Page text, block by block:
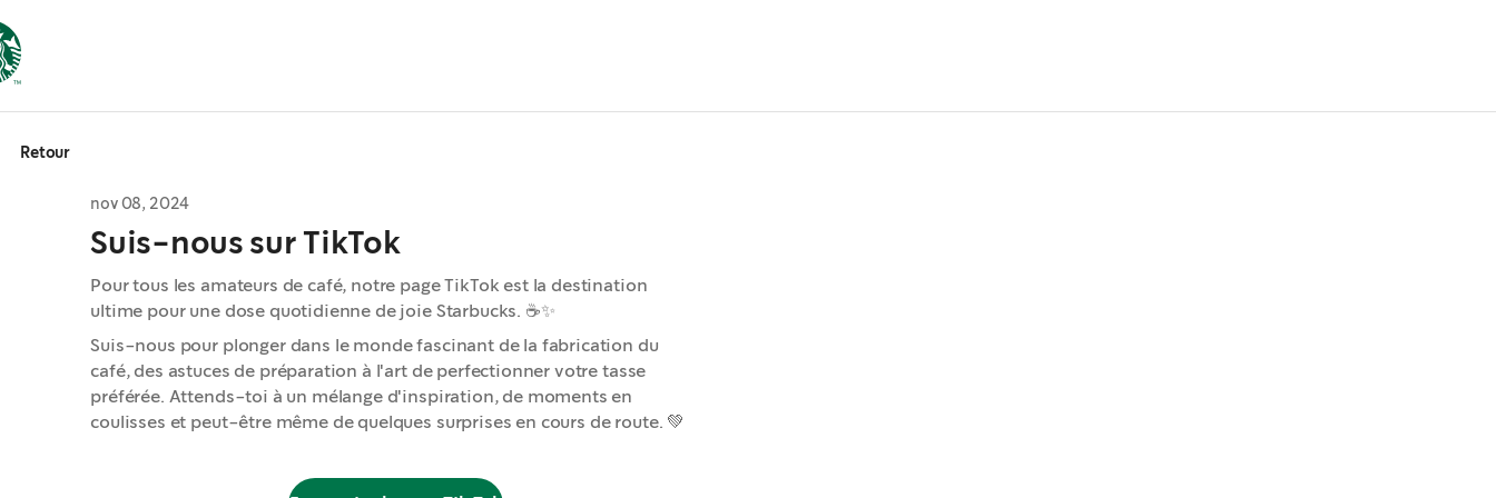
Retour
nov 08, 2024
Suis-nous sur TikTok
Pour tous les amateurs de café, notre page TikTok est la destination
ultime pour une dose quotidienne de joie Starbucks. ☕️✨
Suis-nous pour plonger dans le monde fascinant de la fabrication du
café, des astuces de préparation à l'art de perfectionner votre tasse
préférée. Attends-toi à un mélange d'inspiration, de moments en
coulisses et peut-être même de quelques surprises en cours de route. 💚